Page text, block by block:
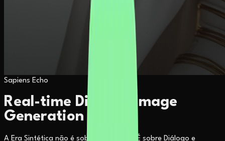
Sapiens Echo
Real-time Dialogic Image
Generation
A Era Sintética não é sobre comandos. É sobre Diálogo e